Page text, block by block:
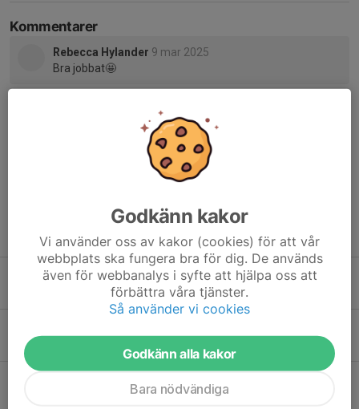
Kommentarer
Rebecca Hylander 9 mar 2025
Bra jobbat🤩
Men goaste tjejerna så grymt jobbat både på och utanför
Tidigare nyheter
❤️🖤 LEVEL 5-TURNERING I GISLAVED 🖤❤️
28 mar, 21:15 5
2
Godkänn kakor
Vi använder oss av kakor (cookies) för att vår
webbplats ska fungera bra för dig. De används
även för webbanalys i syfte att hjälpa oss att
förbättra våra tjänster.
Så använder vi cookies
Godkänn alla kakor
Bara nödvändiga